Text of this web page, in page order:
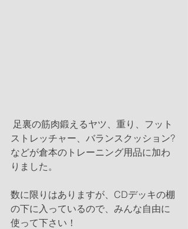
ストレッチャー、バランスクッション?
などが倉本のトレーニング用品に加わ
りました。
数に限りはありますが、CDデッキの棚
の下に入っているので、みんな自由に
使って下さい！